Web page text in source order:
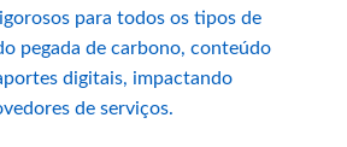
para todos os tipos de
pegada de carbono, conteúdo
digitais, impactando
de serviços.